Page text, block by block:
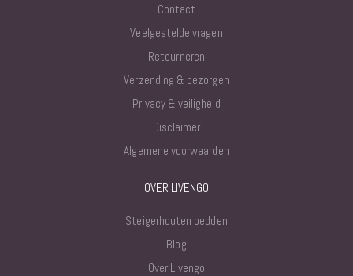
Contact
Veelgestelde vragen
Retourneren
Verzending & bezorgen
Privacy & veiligheid
Disclaimer
Algemene voorwaarden
OVER LIVENGO
Steigerhouten bedden
Blog
Over Livengo